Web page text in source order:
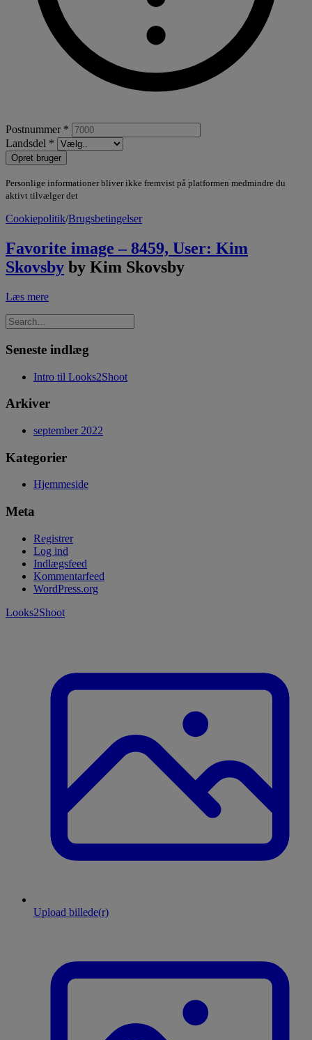
Postnummer *
Landsdel *
Opret bruger
Personlige informationer bliver ikke fremvist på platformen medmindre du
aktivt tilvælger det
Cookiepolitik/Brugsbetingelser
Favorite image – 8459, User: Kim
Skovsby by Kim Skovsby
Læs mere
Seneste indlæg
Intro til Looks2Shoot
Arkiver
september 2022
Kategorier
Hjemmeside
Meta
Registrer
Log ind
Indlægsfeed
Kommentarfeed
WordPress.org
Looks2Shoot
Upload billede(r)